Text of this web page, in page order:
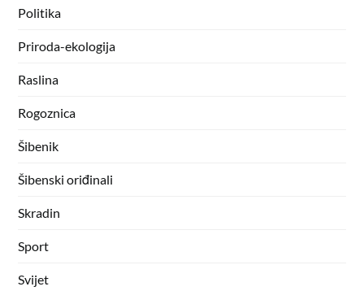
Politika
Priroda-ekologija
Raslina
Rogoznica
Šibenik
Šibenski oriđinali
Skradin
Sport
Svijet